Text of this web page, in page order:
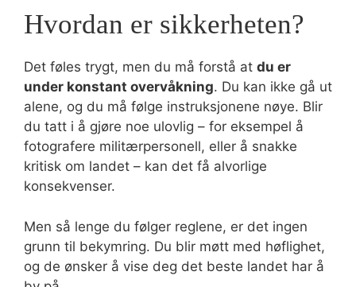
Hvordan er sikkerheten?
Det føles trygt, men du må forstå at du er
under konstant overvåkning. Du kan ikke gå ut
alene, og du må følge instruksjonene nøye. Blir
du tatt i å gjøre noe ulovlig – for eksempel å
fotografere militærpersonell, eller å snakke
kritisk om landet – kan det få alvorlige
konsekvenser.
Men så lenge du følger reglene, er det ingen
grunn til bekymring. Du blir møtt med høflighet,
og de ønsker å vise deg det beste landet har å